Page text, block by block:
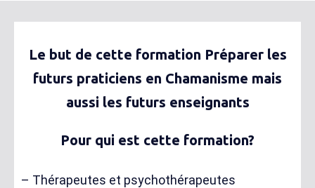
Le but de cette formation Préparer les
futurs praticiens en Chamanisme mais
aussi les futurs enseignants
Pour qui est cette formation?
– Thérapeutes et psychothérapeutes